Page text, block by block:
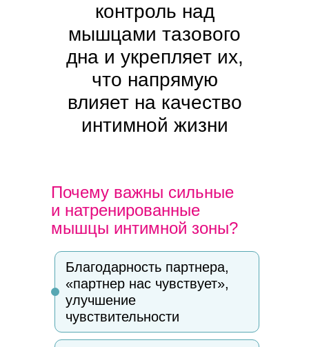
контроль над
мышцами тазового
дна и укрепляет их,
что напрямую
влияет на качество
интимной жизни
Почему важны сильные
и натренированные
мышцы интимной зоны?
Благодарность партнера,
«партнер нас чувствует»,
улучшение
чувствительности